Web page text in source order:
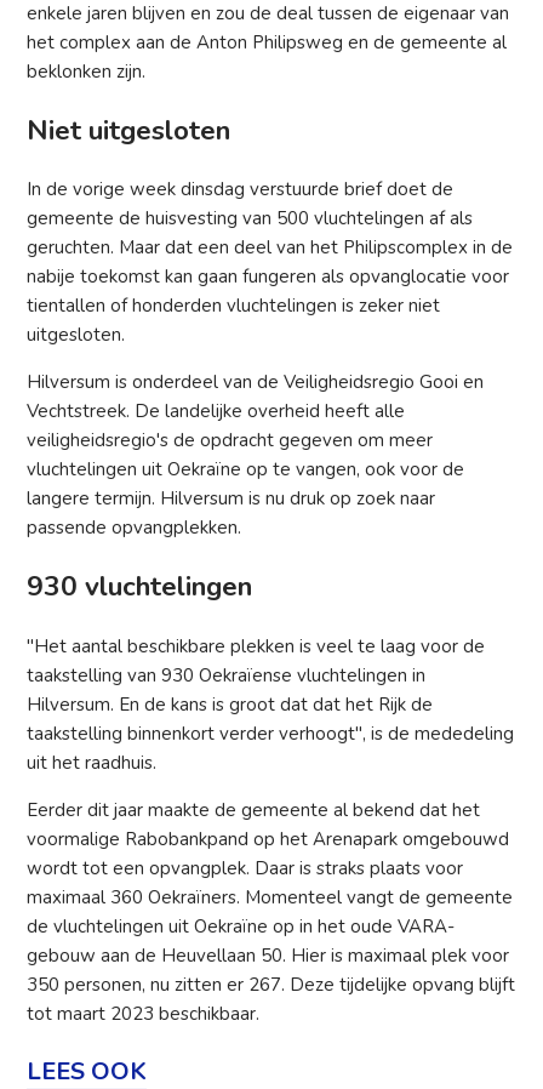
enkele jaren blijven en zou de deal tussen de eigenaar van
het complex aan de Anton Philipsweg en de gemeente al
beklonken zijn.
Niet uitgesloten
In de vorige week dinsdag verstuurde brief doet de
gemeente de huisvesting van 500 vluchtelingen af als
geruchten. Maar dat een deel van het Philipscomplex in de
nabije toekomst kan gaan fungeren als opvanglocatie voor
tientallen of honderden vluchtelingen is zeker niet
uitgesloten.
Hilversum is onderdeel van de Veiligheidsregio Gooi en
Vechtstreek. De landelijke overheid heeft alle
veiligheidsregio's de opdracht gegeven om meer
vluchtelingen uit Oekraïne op te vangen, ook voor de
langere termijn. Hilversum is nu druk op zoek naar
passende opvangplekken.
930 vluchtelingen
"Het aantal beschikbare plekken is veel te laag voor de
taakstelling van 930 Oekraïense vluchtelingen in
Hilversum. En de kans is groot dat dat het Rijk de
taakstelling binnenkort verder verhoogt", is de mededeling
uit het raadhuis.
Eerder dit jaar maakte de gemeente al bekend dat het
voormalige Rabobankpand op het Arenapark omgebouwd
wordt tot een opvangplek. Daar is straks plaats voor
maximaal 360 Oekraïners. Momenteel vangt de gemeente
de vluchtelingen uit Oekraïne op in het oude VARA-
gebouw aan de Heuvellaan 50. Hier is maximaal plek voor
350 personen, nu zitten er 267. Deze tijdelijke opvang blijft
tot maart 2023 beschikbaar.
LEES OOK